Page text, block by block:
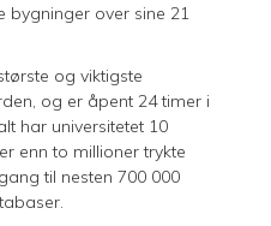
bygninger over sine 21
og viktigste
og er åpent 24 timer i
har universitetet 10
enn to millioner trykte
til nesten 700 000